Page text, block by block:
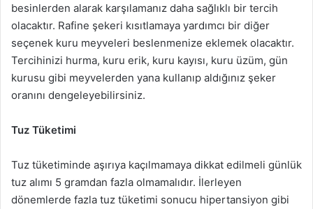
besinlerden alarak karşılamanız daha sağlıklı bir tercih
olacaktır. Rafine şekeri kısıtlamaya yardımcı bir diğer
seçenek kuru meyveleri beslenmenize eklemek olacaktır.
Tercihinizi hurma, kuru erik, kuru kayısı, kuru üzüm, gün
kurusu gibi meyvelerden yana kullanıp aldığınız şeker
oranını dengeleyebilirsiniz.
Tuz Tüketimi
Tuz tüketiminde aşırıya kaçılmamaya dikkat edilmeli günlük
tuz alımı 5 gramdan fazla olmamalıdır. İlerleyen
dönemlerde fazla tuz tüketimi sonucu hipertansiyon gibi